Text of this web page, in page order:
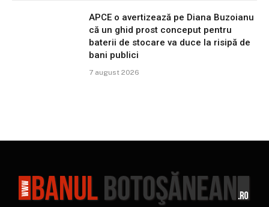
APCE o avertizează pe Diana Buzoianu
că un ghid prost conceput pentru
baterii de stocare va duce la risipă de
bani publici
7 august 2026